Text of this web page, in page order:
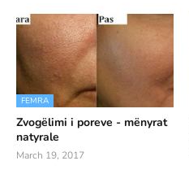
FEMRA
Zvogëlimi i poreve - mënyrat
natyrale
March 19, 2017